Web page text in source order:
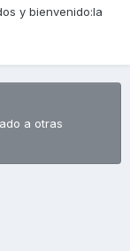
y bienvenido:la
a otras